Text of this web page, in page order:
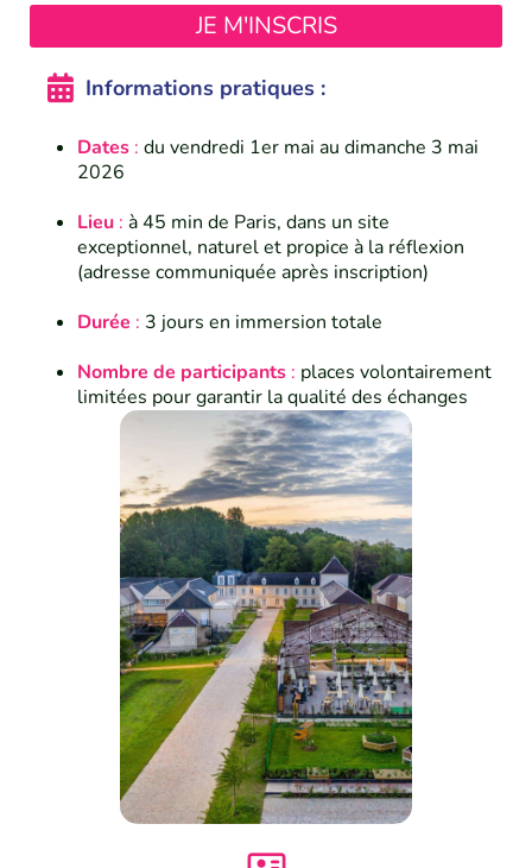
JE M'INSCRIS
Informations pratiques :
Dates : du vendredi 1er mai au dimanche 3 mai
2026
Lieu : à 45 min de Paris, dans un site
exceptionnel, naturel et propice à la réflexion
(adresse communiquée après inscription)
Durée : 3 jours en immersion totale
Nombre de participants : places volontairement
limitées pour garantir la qualité des échanges